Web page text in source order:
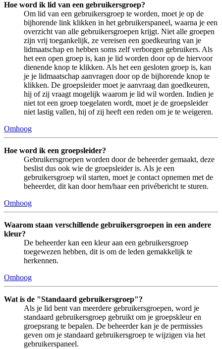
Hoe word ik lid van een gebruikersgroep?
Om lid van een gebruikersgroep te worden, moet je op de
bijhorende link klikken in het gebruikerspaneel, waarna je een
overzicht van alle gebruikersgroepen krijgt. Niet alle groepen
zijn vrij toegankelijk, ze vereisen een goedkeuring van je
lidmaatschap en hebben soms zelf verborgen gebruikers. Als
het een open groep is, kan je lid worden door op de hiervoor
dienende knop te klikken. Als het een gesloten groep is, kan
je je lidmaatschap aanvragen door op de bijhorende knop te
klikken. De groepsleider moet je aanvraag dan goedkeuren,
hij of zij vraagt mogelijk waarom je lid wil worden. Indien je
niet tot een groep toegelaten wordt, moet je de groepsleider
niet lastig vallen, hij of zij heeft een reden om je te weigeren.
Omhoog
Hoe word ik een groepsleider?
Gebruikersgroepen worden door de beheerder gemaakt, deze
beslist dus ook wie de groepsleider is. Als je een
gebruikersgroep wil starten, moet je contact opnemen met de
beheerder, dit kan door hem/haar een privébericht te sturen.
Omhoog
Waarom staan verschillende gebruikersgroepen in een andere
kleur?
De beheerder kan een kleur aan een gebruikersgroep
toegewezen hebben, dit is om de leden gemakkelijk te
herkennen.
Omhoog
Wat is de "Standaard gebruikersgroep"?
Als je lid bent van meerdere gebruikersgroepen, word je
standaard gebruikersgroep gebruikt om je groepskleur en
groepsrang te bepalen. De beheerder kan je de permissies
geven om je standaard gebruikersgroep te wijzigen via het
gebruikerspaneel.